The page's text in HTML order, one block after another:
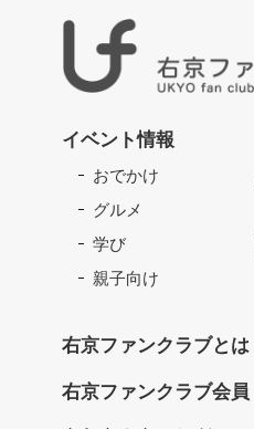
京
フ
と
イベント情報
おでかけ
グルメ
学び
親子向け
右京ファンクラブとは
右京ファンクラブ会員